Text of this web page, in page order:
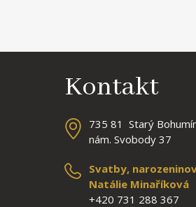
Kontakt
735 81 Starý
nám. Svobody 37
Svatby,
Natálie Minaříková
+420 731 288 367